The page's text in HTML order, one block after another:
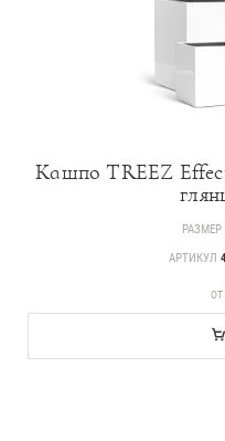
Кашпо TREEZ
АРТИКУЛ
ОТ